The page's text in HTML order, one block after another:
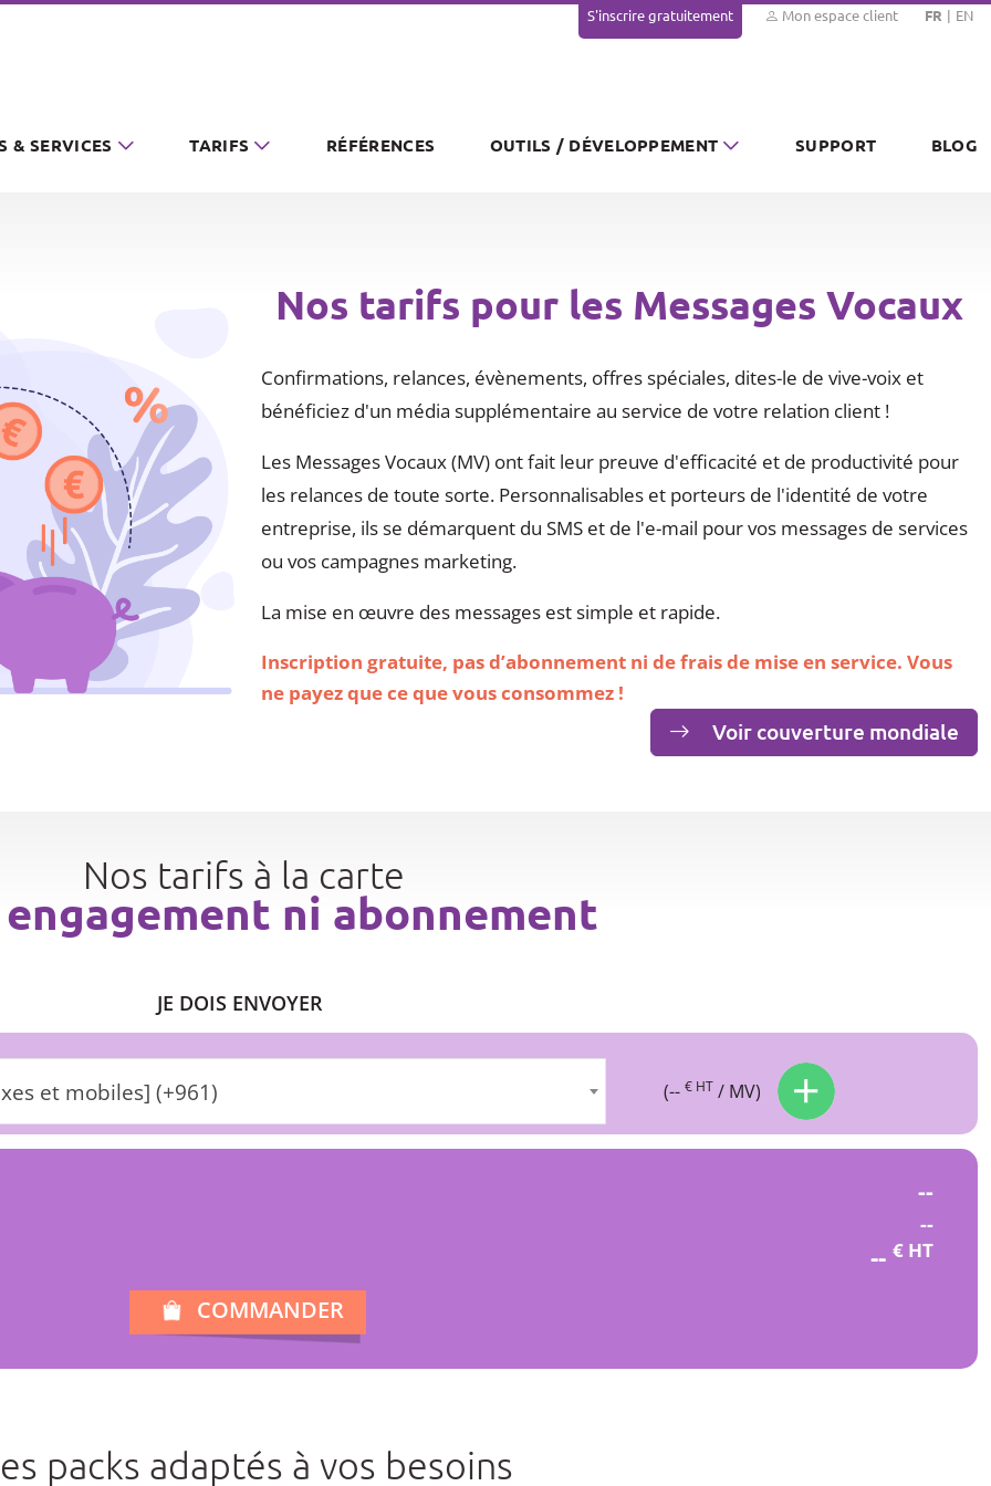
S'inscrire gratuitement Mon espace client FR EN
& SERVICES TARIFS RÉFÉRENCES OUTILS / DÉVELOPPEMENT SUPPORT BLOG
Nos tarifs pour les Messages Vocaux
Confirmations, relances, évènements, offres spéciales, dites-le de vive-voix et
bénéficiez d'un média supplémentaire au service de votre relation client !
Les Messages Vocaux (MV) ont fait leur preuve d'efficacité et de productivité pour
les relances de toute sorte. Personnalisables et porteurs de l'identité de votre
entreprise, ils se démarquent du SMS et de l'e-mail pour vos messages de services
ou vos campagnes marketing.
La mise en œuvre des messages est simple et rapide.
Inscription gratuite, pas d’abonnement ni de frais de mise en service. Vous
ne payez que ce que vous consommez !
Voir couverture mondiale
Nos tarifs à la carte
engagement ni abonnement
JE DOIS ENVOYER
et mobiles] (+961) (-- € HT / MV)
--
--
-- € HT
COMMANDER
packs adaptés à vos besoins